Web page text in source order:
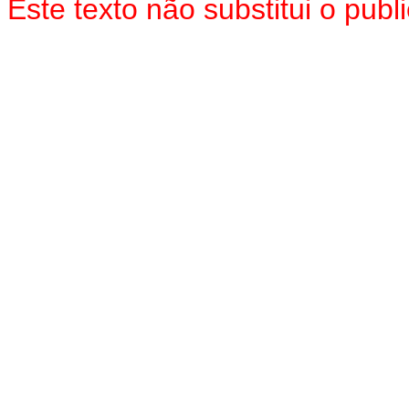
Este texto não substitui o